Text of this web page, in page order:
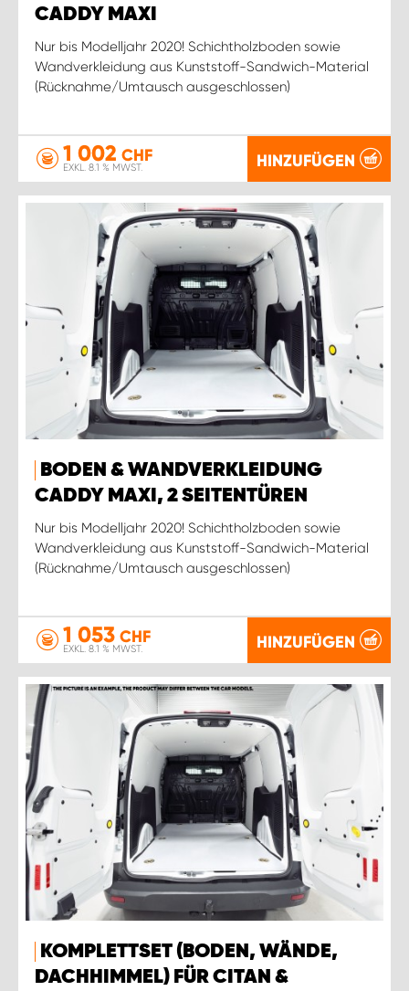
CADDY MAXI
Nur bis Modelljahr 2020! Schichtholzboden sowie
Wandverkleidung aus Kunststoff-Sandwich-Material
(Rücknahme/Umtausch ausgeschlossen)
1 002 CHF
EXKL. 8.1 % MWST. HINZUFÜGEN
BODEN & WANDVERKLEIDUNG
CADDY MAXI, 2 SEITENTÜREN
Nur bis Modelljahr 2020! Schichtholzboden sowie
Wandverkleidung aus Kunststoff-Sandwich-Material
(Rücknahme/Umtausch ausgeschlossen)
1 053 CHF
EXKL. 8.1 % MWST. HINZUFÜGEN
KOMPLETTSET (BODEN, WÄNDE,
DACHHIMMEL) FÜR CITAN &